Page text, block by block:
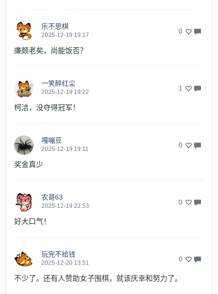
乐不思棋
2025-12-19 19:17 0
廉颇老矣，尚能饭否？
一笑醉红尘
2025-12-19 19:22 1
柯洁，没夺得冠军！
嘎嘣豆
2025-12-19 19:11 0
奖金真少
农哥63
2025-12-19 22:53 0
好大口气！
玩完不给钱
2025-12-20 13:51 0
不少了。还有人赞助女子围棋，就该庆幸和努力了。